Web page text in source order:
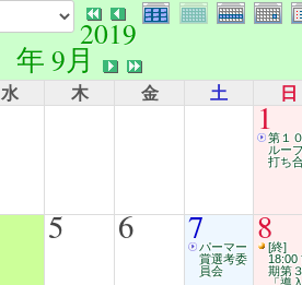
2019
年 9月
水 木 金 土 日
1第１
ル
打ち
5 6 7パーマー
賞選考委
員会
8[終]
18:00
期第